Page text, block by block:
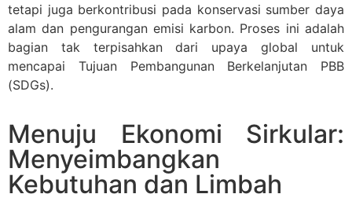
tetapi juga berkontribusi pada konservasi sumber daya
alam dan pengurangan emisi karbon. Proses ini adalah
bagian tak terpisahkan dari upaya global untuk
mencapai Tujuan Pembangunan Berkelanjutan PBB
(SDGs).
Menuju Ekonomi Sirkular:
Menyeimbangkan
Kebutuhan dan Limbah